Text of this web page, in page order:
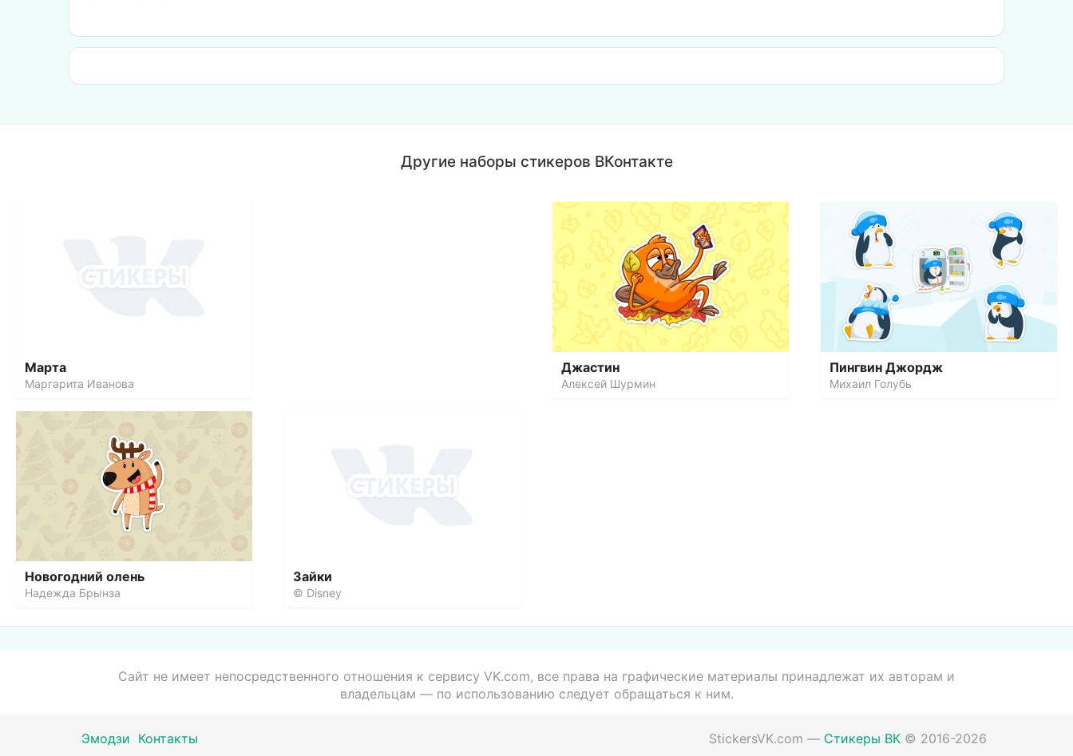
Другие наборы стикеров ВКонтакте
Марта
Маргарита Иванова
Джастин
Алексей Шурмин
Пингвин Джордж
Михаил Голубь
Новогодний олень
Надежда Брынза
Зайки
© Disney
Сайт не имеет непосредственного отношения к сервису VK.com, все права на графические материалы принадлежат их авторам и
владельцам — по использованию следует обращаться к ним.
Эмодзи Контакты StickersVK.com — Стикеры ВК © 2016-2026